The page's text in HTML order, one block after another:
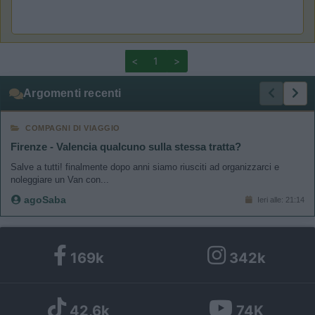
< 1 >
Argomenti recenti
COMPAGNI DI VIAGGIO
Firenze - Valencia qualcuno sulla stessa tratta?
Salve a tutti! finalmente dopo anni siamo riusciti ad organizzarci e
noleggiare un Van con...
agoSaba Ieri alle: 21:14
169k 342k
42,6k 74K